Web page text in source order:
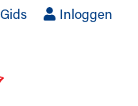
Inloggen